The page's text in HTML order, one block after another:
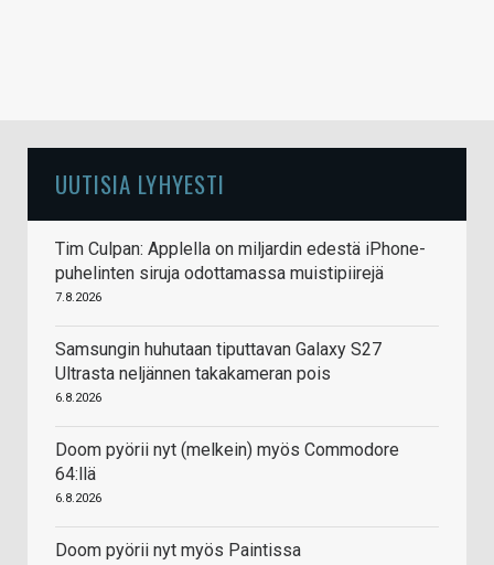
UUTISIA LYHYESTI
Tim Culpan: Applella on miljardin edestä iPhone-
puhelinten siruja odottamassa muistipiirejä
7.8.2026
Samsungin huhutaan tiputtavan Galaxy S27
Ultrasta neljännen takakameran pois
6.8.2026
Doom pyörii nyt (melkein) myös Commodore
64:llä
6.8.2026
Doom pyörii nyt myös Paintissa